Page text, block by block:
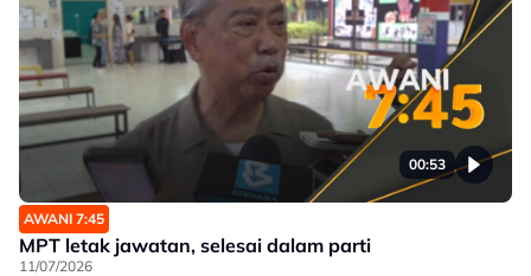
00:53
AWANI 7:45
MPT letak jawatan, selesai dalam parti
11/07/2026